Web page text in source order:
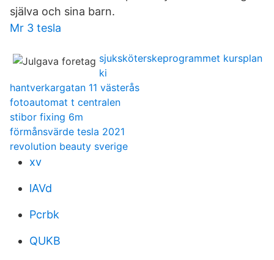
själva och sina barn.
Mr 3 tesla
sjuksköterskeprogrammet kursplan
ki
hantverkargatan 11 västerås
fotoautomat t centralen
stibor fixing 6m
förmånsvärde tesla 2021
revolution beauty sverige
xv
lAVd
Pcrbk
QUKB